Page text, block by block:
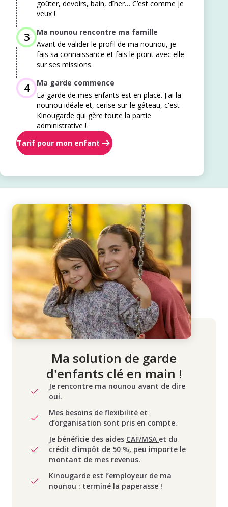
goûter, devoirs, bain, dîner… C’est comme je
veux !
3
Ma nounou rencontre ma famille
Avant de valider le profil de ma nounou, je
fais sa connaissance et fais le point avec elle
sur ses missions.
4
Ma garde commence
La garde de mes enfants est en place. J'ai la
nounou idéale et, cerise sur le gâteau, c'est
Kinougarde qui gère toute la partie
administrative !
Tarif pour mon enfant
Ma solution de garde
d'enfants clé en main !
Je rencontre ma nounou avant de dire
oui.
Mes besoins de flexibilité et
d’organisation sont pris en compte.
Je bénéficie des aides CAF/MSA et du
crédit d’impôt de 50 %, peu importe le
montant de mes revenus.
Kinougarde est l’employeur de ma
nounou : terminé la paperasse !